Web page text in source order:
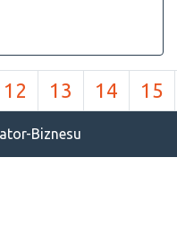
12 13 14 15
Biznesu